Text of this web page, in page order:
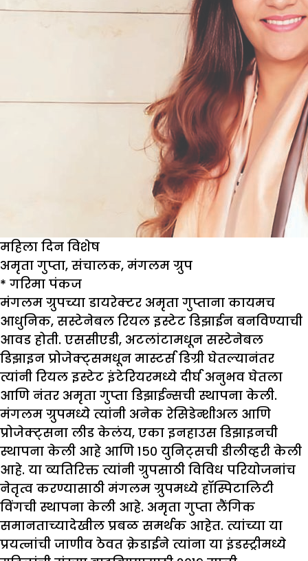
महिला दिन विशेष
अमृता गुप्ता, संचालक, मंगलम ग्रुप
* गरिमा पंकज
मंगलम ग्रुपच्या डायरेक्टर अमृता गुप्ताना कायमच
आधुनिक, सस्टेनेबल रियल इस्टेट डिझाईन बनविण्याची
आवड होती. एससीएडी, अटलांटामधून सस्टेनेबल
डिझाइन प्रोजेक्ट्समधून मास्टर्स डिग्री घेतल्यानंतर
त्यांनी रियल इस्टेट इंटेरियरमध्ये दीर्घ अनुभव घेतला
आणि नंतर अमृता गुप्ता डिझाईन्सची स्थापना केली.
मंगलम ग्रुपमध्ये त्यांनी अनेक रेसिडेन्शीअल आणि
प्रोजेक्ट्सना लीड केलंय, एका इनहाउस डिझाइनची
स्थापना केली आहे आणि १५० युनिट्सची डीलीव्हरी केली
आहे. या व्यतिरिक्त त्यांनी ग्रुपसाठी विविध परियोजनांच
नेतृत्व करण्यासाठी मंगलम ग्रुपमध्ये हॉस्पिटालिटी
विंगची स्थापना केली आहे. अमृता गुप्ता लैंगिक
समानताच्यादेखील प्रबळ समर्थक आहेत. त्यांच्या या
प्रयत्नांची जाणीव ठेवत क्रेडाईने त्यांना या इंडस्ट्रीमध्ये